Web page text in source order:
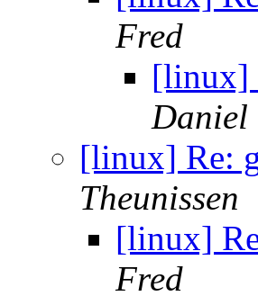
Fred
[linux]
Daniel
[linux] Re:
Theunissen
[linux]
Fred